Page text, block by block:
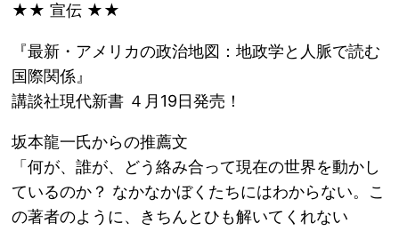
★★ 宣伝 ★★
『最新・アメリカの政治地図：地政学と人脈で読む
国際関係』
講談社現代新書 ４月19日発売！
坂本龍一氏からの推薦文
「何が、誰が、どう絡み合って現在の世界を動かし
ているのか？ なかなかぼくたちにはわからない。こ
の著者のように、きちんとひも解いてくれない